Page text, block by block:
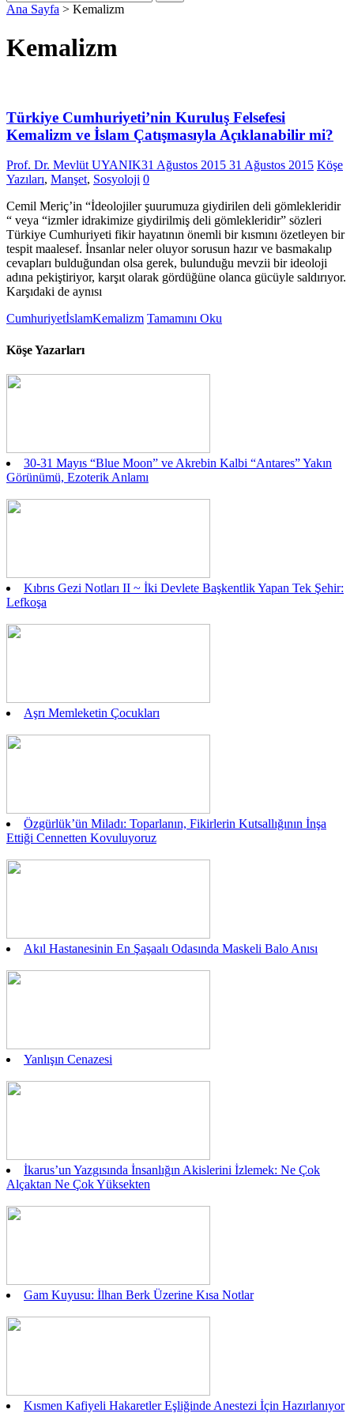
Ana Sayfa > Kemalizm
Kemalizm
Türkiye Cumhuriyeti’nin Kuruluş Felsefesi
Kemalizm ve İslam Çatışmasıyla Açıklanabilir mi?
Prof. Dr. Mevlüt UYANIK31 Ağustos 2015 31 Ağustos 2015 Köşe
Yazıları, Manşet, Sosyoloji 0
Cemil Meriç’in “İdeolojiler şuurumuza giydirilen deli gömlekleridir
“ veya “izmler idrakimize giydirilmiş deli gömlekleridir” sözleri
Türkiye Cumhuriyeti fikir hayatının önemli bir kısmını özetleyen bir
tespit maalesef. İnsanlar neler oluyor sorusun hazır ve basmakalıp
cevapları bulduğundan olsa gerek, bulunduğu mevzii bir ideoloji
adına pekiştiriyor, karşıt olarak gördüğüne olanca gücüyle saldırıyor.
Karşıdaki de aynısı
CumhuriyetİslamKemalizm Tamamını Oku
Köşe Yazarları
30-31 Mayıs “Blue Moon” ve Akrebin Kalbi “Antares” Yakın
Görünümü, Ezoterik Anlamı
Kıbrıs Gezi Notları II ~ İki Devlete Başkentlik Yapan Tek Şehir:
Lefkoşa
Aşrı Memleketin Çocukları
Özgürlük’ün Miladı: Toparlanın, Fikirlerin Kutsallığının İnşa
Ettiği Cennetten Kovuluyoruz
Akıl Hastanesinin En Şaşaalı Odasında Maskeli Balo Anısı
Yanlışın Cenazesi
İkarus’un Yazgısında İnsanlığın Akislerini İzlemek: Ne Çok
Alçaktan Ne Çok Yüksekten
Gam Kuyusu: İlhan Berk Üzerine Kısa Notlar
Kısmen Kafiyeli Hakaretler Eşliğinde Anestezi İçin Hazırlanıyor